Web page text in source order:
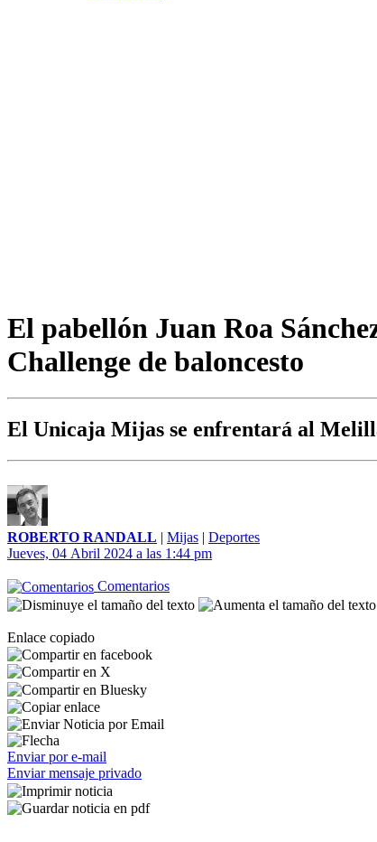
El pabellón Juan Roa
Challenge de baloncesto
El Unicaja Mijas se enfrentará al
ROBERTO RANDALL | Mijas | Deportes
Jueves, 04 Abril 2024 a las 1:44 pm
Comentarios
Enlace copiado
Enviar por e-mail
Enviar mensaje privado